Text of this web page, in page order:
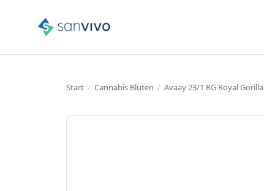
Start / Cannabis Blüten / Avaay 23/1 RG Royal Gorilla